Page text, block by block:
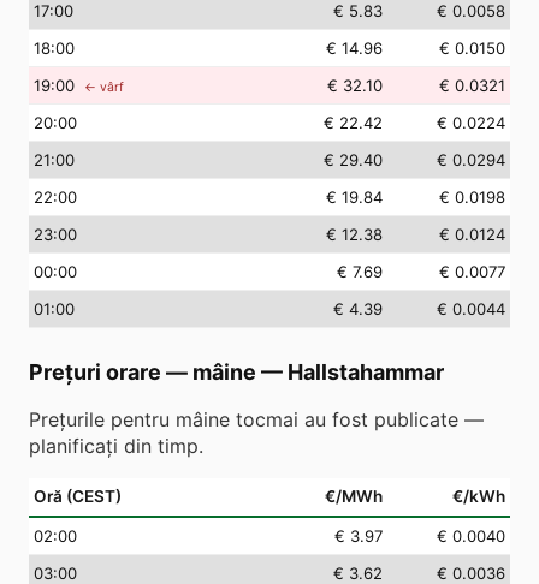
17:00 € 5.83
€ 0.0058
18:00 € 14.96
€ 0.0150
19:00 ← vârf € 32.10
€ 0.0321
20:00 € 22.42
€ 0.0224
21:00 € 29.40
€ 0.0294
22:00 € 19.84
€ 0.0198
23:00 € 12.38
€ 0.0124
00:00 € 7.69
€ 0.0077
01:00 € 4.39 € 0.0044
Prețuri orare — mâine — Hallstahammar
Prețurile pentru mâine tocmai au fost publicate —
planificați din timp.
Oră (CEST) €/MWh €/kWh
02:00 € 3.97
€ 0.0040
03:00 € 3.62
€ 0.0036